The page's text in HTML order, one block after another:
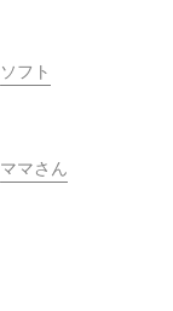
ソフト
ママさん